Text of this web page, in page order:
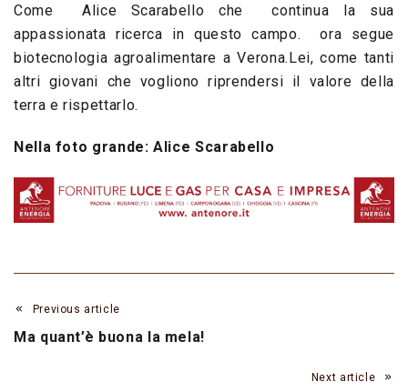
Come Alice Scarabello che continua la sua
appassionata ricerca in questo campo. ora segue
biotecnologia agroalimentare a Verona.Lei, come tanti
altri giovani che vogliono riprendersi il valore della
terra e rispettarlo.
Nella foto grande: Alice Scarabello
Previous article
Ma quant’è buona la mela!
Next article